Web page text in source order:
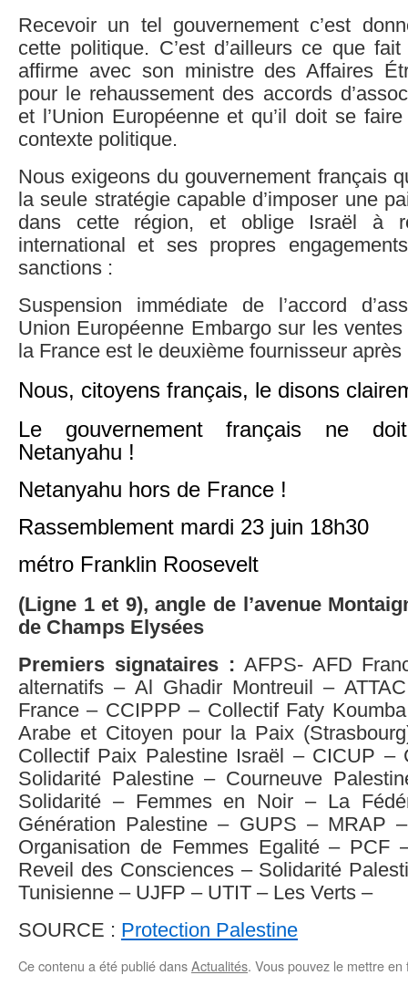
Recevoir un tel gouvernement c’est
cette politique. C’est d’ailleurs ce que
affirme avec son ministre des Affaires
pour le rehaussement des accords
et l’Union Européenne et qu’il doit se
contexte politique.
Nous exigeons du gouvernement français
la seule stratégie capable d’imposer une
dans cette région, et oblige Israël à
international et ses propres
sanctions :
Suspension immédiate de l’accord
Union Européenne Embargo sur les ventes
la France est le deuxième fournisseur
Nous, citoyens français, le disons
Le gouvernement français ne
Netanyahu !
Netanyahu hors de France !
Rassemblement mardi 23 juin 18h30
métro Franklin Roosevelt
(Ligne 1 et 9), angle de l’avenue
de Champs Elysées
Premiers signataires : AFPS- AFD
alternatifs – Al Ghadir Montreuil –
France – CCIPPP – Collectif Faty
Arabe et Citoyen pour la Paix
Collectif Paix Palestine Israël – CICUP –
Solidarité Palestine – Courneuve
Solidarité – Femmes en Noir – La
Génération Palestine – GUPS – MRAP
Organisation de Femmes Egalité – PCF
Reveil des Consciences – Solidarité
Tunisienne – UJFP – UTIT – Les Verts –
SOURCE : Protection Palestine
Ce contenu a été publié dansActualités. Vous pouvez le mettre